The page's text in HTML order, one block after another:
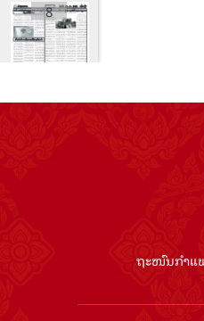
8
ຖະໜົນກຳແ